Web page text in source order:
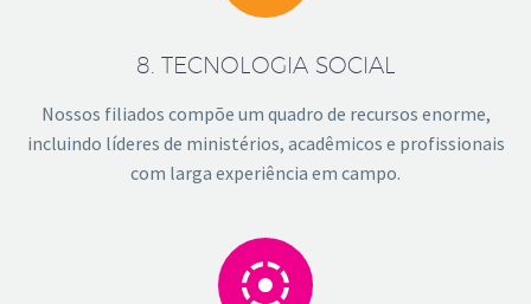
8. TECNOLOGIA SOCIAL
Nossos filiados compõe um quadro de recursos enorme,
incluindo líderes de ministérios, acadêmicos e profissionais
com larga experiência em campo.

